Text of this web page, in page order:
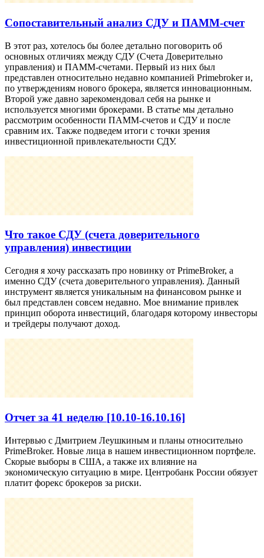
Сопоставительный анализ СДУ и ПАММ-счет
В этот раз, хотелось бы более детально поговорить об
основных отличиях между СДУ (Счета Доверительно
управления) и ПАММ-счетами. Первый из них был
представлен относительно недавно компанией Primebroker и,
по утверждениям нового брокера, является инновационным.
Второй уже давно зарекомендовал себя на рынке и
используется многими брокерами. В статье мы детально
рассмотрим особенности ПАММ-счетов и СДУ и после
сравним их. Также подведем итоги с точки зрения
инвестиционной привлекательности СДУ.
Что такое СДУ (счета доверительного
управления) инвестиции
Сегодня я хочу рассказать про новинку от PrimeBroker, а
именно СДУ (счета доверительного управления). Данный
инструмент является уникальным на финансовом рынке и
был представлен совсем недавно. Мое внимание привлек
принцип оборота инвестиций, благодаря которому инвесторы
и трейдеры получают доход.
Отчет за 41 неделю [10.10-16.10.16]
Интервью с Дмитрием Леушкиным и планы относительно
PrimeBroker. Новые лица в нашем инвестиционном портфеле.
Скорые выборы в США, а также их влияние на
экономическую ситуацию в мире. Центробанк России обязует
платит форекс брокеров за риски.